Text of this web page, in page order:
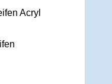
Acryl